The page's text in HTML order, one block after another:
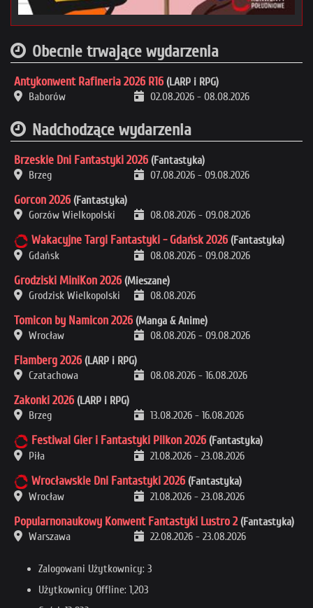
Obecnie trwające wydarzenia
Antykonwent Rafineria 2026 R16 (LARP i RPG)
Baborów
02.08.2026 - 08.08.2026
Nadchodzące wydarzenia
Brzeskie Dni Fantastyki 2026 (Fantastyka)
Brzeg
07.08.2026 - 09.08.2026
Gorcon 2026 (Fantastyka)
Gorzów Wielkopolski
08.08.2026 - 09.08.2026
Wakacyjne Targi Fantastyki - Gdańsk 2026 (Fantastyka)
Gdańsk
08.08.2026 - 09.08.2026
Grodziski MiniKon 2026 (Mieszane)
Grodzisk Wielkopolski
08.08.2026
Tomicon by Namicon 2026 (Manga & Anime)
Wrocław
08.08.2026 - 09.08.2026
Flamberg 2026 (LARP i RPG)
Czatachowa
08.08.2026 - 16.08.2026
Zakonki 2026 (LARP i RPG)
Brzeg
13.08.2026 - 16.08.2026
Festiwal Gier i Fantastyki Pilkon 2026 (Fantastyka)
Piła
21.08.2026 - 23.08.2026
Wrocławskie Dni Fantastyki 2026 (Fantastyka)
Wrocław
21.08.2026 - 23.08.2026
Popularnonaukowy Konwent Fantastyki Lustro 2 (Fantastyka)
Warszawa
22.08.2026 - 23.08.2026
Zalogowani Użytkownicy: 3
Użytkownicy Offline: 1,203